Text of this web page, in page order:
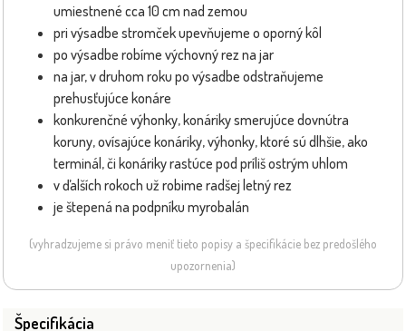
umiestnené cca 10 cm nad zemou
pri výsadbe stromček upevňujeme o oporný kôl
po výsadbe robíme výchovný rez na jar
na jar, v druhom roku po výsadbe odstraňujeme
prehusťujúce konáre
konkurenčné výhonky, konáriky smerujúce dovnútra
koruny, ovísajúce konáriky, výhonky, ktoré sú dlhšie, ako
terminál, či konáriky rastúce pod príliš ostrým uhlom
v ďalších rokoch už robime radšej letný rez
je štepená na podpníku myrobalán
(vyhradzujeme si právo meniť tieto popisy a špecifikácie bez predošlého
upozornenia)
Špecifikácia